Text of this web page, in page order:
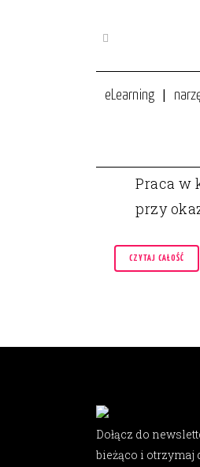
eLearning
Praca w
przy
CZYTAJ CAŁOŚĆ
Dołącz do
bieżąco i otrzymaj